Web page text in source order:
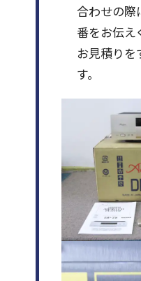
合わせの際
番をお伝え
お見積りを
す。